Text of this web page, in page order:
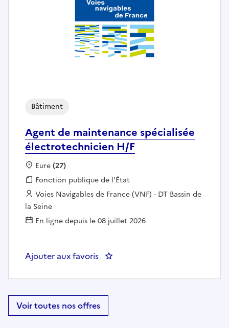
Agent de maintenance spécialisée
électrotechnicien H/F
Bâtiment
Localisation :
Eure(27)
Fonction publique :
Fonction publique de l'État
Employeur :
Voies Navigables de France (VNF) - DT Bassin de
la Seine
En ligne depuis le 08 juillet 2026
Ajouter aux favoris : Agent de maintenance
Voir toutes nos offres